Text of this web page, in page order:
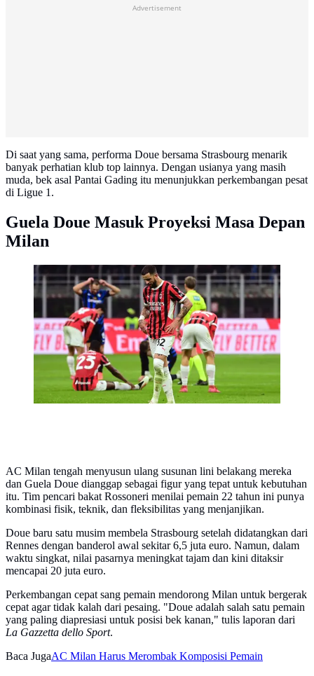
Advertisement
Di saat yang sama, performa Doue bersama Strasbourg menarik
banyak perhatian klub top lainnya. Dengan usianya yang masih
muda, bek asal Pantai Gading itu menunjukkan perkembangan pesat
di Ligue 1.
Guela Doue Masuk Proyeksi Masa Depan
Milan
Bek AC Milan asal Inggris Kyle Walker tampak putus
asa di akhir pertandingan sepak bola Seri A Italia antara
AC Milan dan Inter di stadion San Siro di Milan, pada
2 Februari 2025.PIERO CRUCIATTI / AFP
AC Milan tengah menyusun ulang susunan lini belakang mereka
dan Guela Doue dianggap sebagai figur yang tepat untuk kebutuhan
itu. Tim pencari bakat Rossoneri menilai pemain 22 tahun ini punya
kombinasi fisik, teknik, dan fleksibilitas yang menjanjikan.
Doue baru satu musim membela Strasbourg setelah didatangkan dari
Rennes dengan banderol awal sekitar 6,5 juta euro. Namun, dalam
waktu singkat, nilai pasarnya meningkat tajam dan kini ditaksir
mencapai 20 juta euro.
Perkembangan cepat sang pemain mendorong Milan untuk bergerak
cepat agar tidak kalah dari pesaing. "Doue adalah salah satu pemain
yang paling diapresiasi untuk posisi bek kanan," tulis laporan dari
La Gazzetta dello Sport.
Baca JugaAC Milan Harus Merombak Komposisi Pemain